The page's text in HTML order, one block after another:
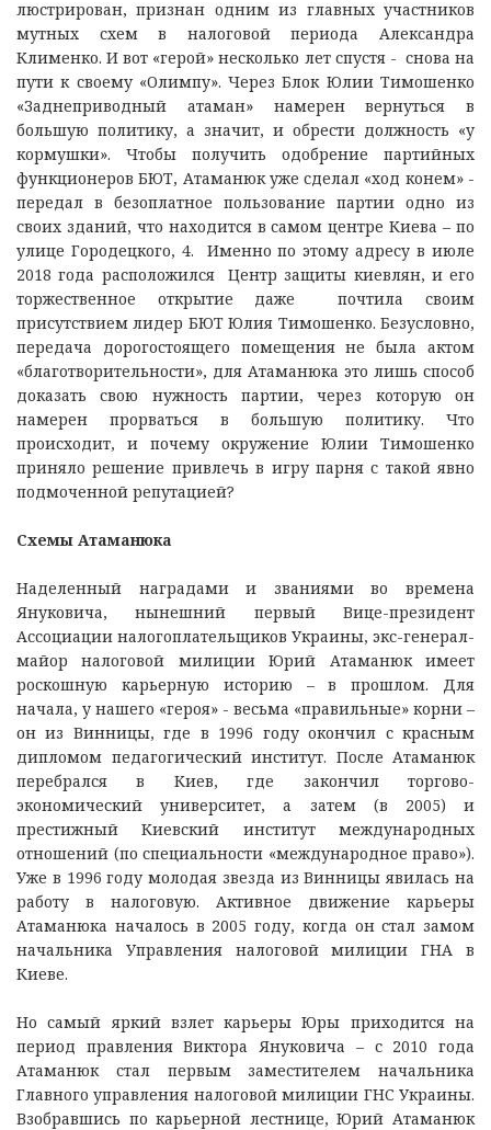
люстрирован, признан одним из главных участников
мутных схем в налоговой периода Александра
Клименко. И вот «герой» несколько лет спустя - снова на
пути к своему «Олимпу». Через Блок Юлии Тимошенко
«Заднеприводный атаман» намерен вернуться в
большую политику, а значит, и обрести должность «у
кормушки». Чтобы получить одобрение партийных
функционеров БЮТ, Атаманюк уже сделал «ход конем» -
передал в безоплатное пользование партии одно из
своих зданий, что находится в самом центре Киева – по
улице Городецкого, 4. Именно по этому адресу в июле
2018 года расположился Центр защиты киевлян, и его
торжественное открытие даже почтила своим
присутствием лидер БЮТ Юлия Тимошенко. Безусловно,
передача дорогостоящего помещения не была актом
«благотворительности», для Атаманюка это лишь способ
доказать свою нужность партии, через которую он
намерен прорваться в большую политику. Что
происходит, и почему окружение Юлии Тимошенко
приняло решение привлечь в игру парня с такой явно
подмоченной репутацией?
Схемы Атаманюка
Наделенный наградами и званиями во времена
Януковича, нынешний первый Вице-президент
Ассоциации налогоплательщиков Украины, экс-генерал-
майор налоговой милиции Юрий Атаманюк имеет
роскошную карьерную историю – в прошлом. Для
начала, у нашего «героя» - весьма «правильные» корни –
он из Винницы, где в 1996 году окончил с красным
дипломом педагогический институт. После Атаманюк
перебрался в Киев, где закончил торгово-
экономический университет, а затем (в 2005) и
престижный Киевский институт международных
отношений (по специальности «международное право»).
Уже в 1996 году молодая звезда из Винницы явилась на
работу в налоговую. Активное движение карьеры
Атаманюка началось в 2005 году, когда он стал замом
начальника Управления налоговой милиции ГНА в
Киеве.
Но самый яркий взлет карьеры Юры приходится на
период правления Виктора Януковича – с 2010 года
Атаманюк стал первым заместителем начальника
Главного управления налоговой милиции ГНС Украины.
Взобравшись по карьерной лестнице, Юрий Атаманюк